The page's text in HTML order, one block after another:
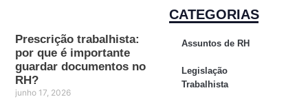
Prescrição trabalhista:
por que é importante
guardar documentos no
RH?
junho 17, 2026
CATEGORIAS
Assuntos de RH
Legislação
Trabalhista